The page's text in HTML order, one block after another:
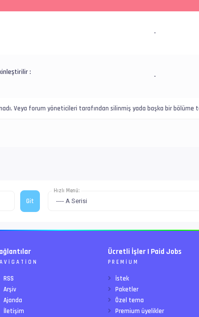
-
:
-
Veya forum yöneticileri tarafından silinmiş yada başka bir bölüme
Hızlı Menü:
RSS
Arşiv
Ajanda
İletişim
Ücretli İşler | Paid Jobs
PREMIUM
İstek
Paketler
Özel tema
Premium üyelikler